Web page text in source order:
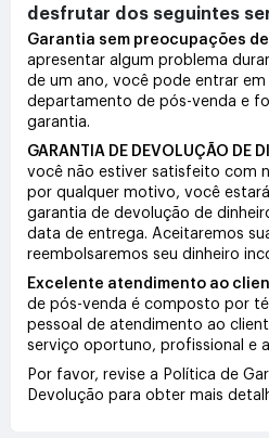
desfrutar dos seguintes
Garantia sem preocupações de
apresentar algum problema
de um ano, você pode entrar
departamento de pós-venda e
garantia.
GARANTIA DE DEVOLUÇÃO DE
você não estiver satisfeito com
por qualquer motivo, você
garantia de devolução de
data de entrega. Aceitaremos
reembolsaremos seu dinheiro
Excelente atendimento ao
de pós-venda é composto por
pessoal de atendimento ao
serviço oportuno, profissional e
Por favor, revise a Política de
Devolução para obter mais